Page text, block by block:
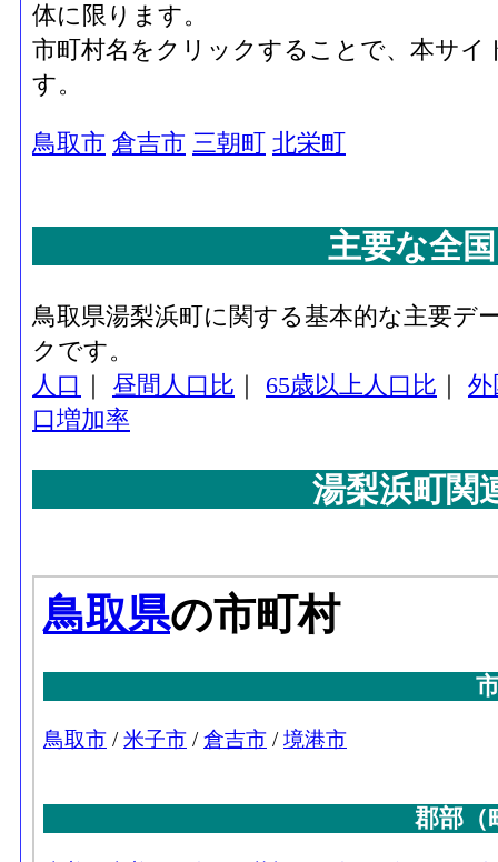
体に限ります。
市町村名をクリックすることで、本サ
す。
鳥取市 倉吉市 三朝町 北栄町
主要な全
鳥取県湯梨浜町に関する基本的な主要デ
クです。
人口
昼間人口比 65歳以上人口比
外
口増加率
湯梨浜町関